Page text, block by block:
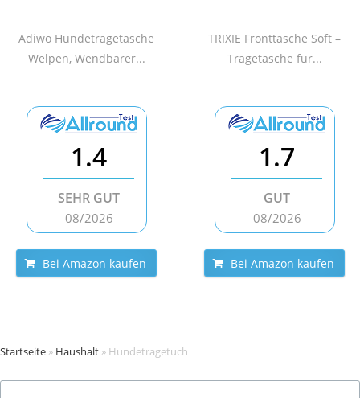
Adiwo Hundetragetasche
Welpen, Wendbarer...
TRIXIE Fronttasche Soft –
Tragetasche für...
1.4
SEHR GUT
08/2026
Bei Amazon kaufen
1.7
GUT
08/2026
Bei Amazon kaufen
Startseite » Haushalt » Hundetragetuch